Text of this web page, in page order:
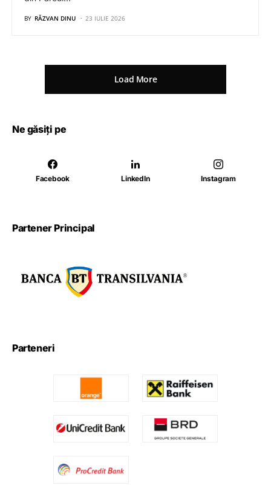
BY RĂZVAN DINU 23 IULIE 2026
Load More
Ne găsiți pe
Facebook LinkedIn Instagram
Partener Principal
Parteneri